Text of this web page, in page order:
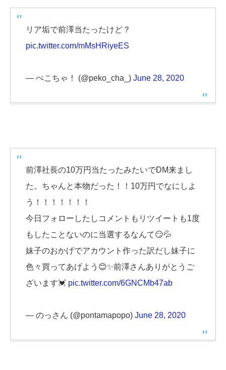
リア垢で前澤当たったけど？
pic.twitter.com/mMsHRiyeES
— ぺこちゃ！ (@peko_cha_) June 28, 2020
前澤社長の10万円当たったみたいでDM来まし
た。ちゃんと本物だった！！10万円でなにしよ
う！！！！！！！
今日フォローしたしコメントもリツイートも1度
もしたことないのに当選するなんて😏💦
妹子のおかげでアカウント作った訳だし妹子に
色々買ってあげよう😊✨前澤さんありがとうご
ざいます💓 pic.twitter.com/6GNCMb47ab
— のっさん (@pontamapopo) June 28, 2020